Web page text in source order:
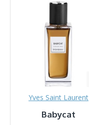
Yves Saint Laurent
Babycat